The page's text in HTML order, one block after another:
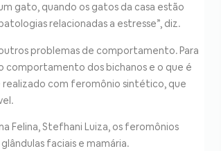
gato, quando os gatos da casa estão
relacionadas a estresse”, diz.
problemas de comportamento. Para
comportamento dos bichanos e o que é
realizado com feromônio sintético, que
Felina, Stefhani Luiza, os feromônios
faciais e mamária.